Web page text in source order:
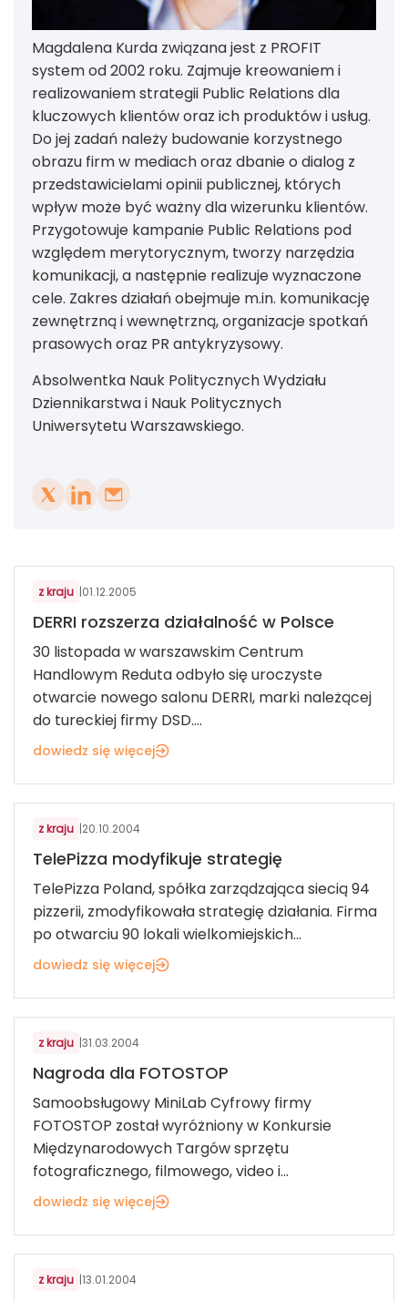
Magdalena Kurda związana jest z PROFIT
system od 2002 roku. Zajmuje kreowaniem i
realizowaniem strategii Public Relations dla
kluczowych klientów oraz ich produktów i usług.
Do jej zadań należy budowanie korzystnego
obrazu firm w mediach oraz dbanie o dialog z
przedstawicielami opinii publicznej, których
wpływ może być ważny dla wizerunku klientów.
Przygotowuje kampanie Public Relations pod
względem merytorycznym, tworzy narzędzia
komunikacji, a następnie realizuje wyznaczone
cele. Zakres działań obejmuje m.in. komunikację
zewnętrzną i wewnętrzną, organizacje spotkań
prasowych oraz PR antykryzysowy.
Absolwentka Nauk Politycznych Wydziału
Dziennikarstwa i Nauk Politycznych
Uniwersytetu Warszawskiego.
z kraju |01.12.2005
DERRI rozszerza działalność w Polsce
30 listopada w warszawskim Centrum
Handlowym Reduta odbyło się uroczyste
otwarcie nowego salonu DERRI, marki należącej
do tureckiej firmy DSD....
dowiedz się więcej
Z KRAJU
z kraju |20.10.2004
TelePizza modyfikuje strategię
TelePizza Poland, spółka zarządzająca siecią 94
pizzerii, zmodyfikowała strategię działania. Firma
po otwarciu 90 lokali wielkomiejskich...
dowiedz się więcej
Z KRAJU
z kraju |31.03.2004
Nagroda dla FOTOSTOP
Samoobsługowy MiniLab Cyfrowy firmy
FOTOSTOP został wyróżniony w Konkursie
Międzynarodowych Targów sprzętu
fotograficznego, filmowego, video i...
dowiedz się więcej
Z KRAJU
z kraju |13.01.2004